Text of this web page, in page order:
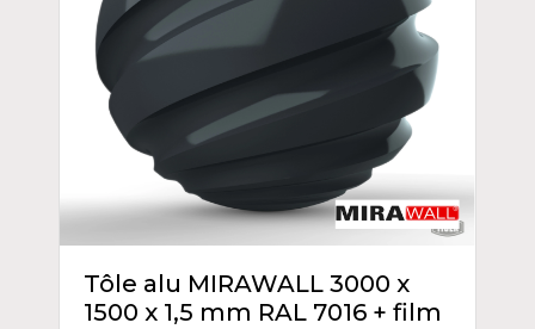
Tôle alu MIRAWALL 3000 x
1500 x 1,5 mm RAL 7016 + film